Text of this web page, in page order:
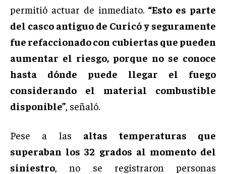
permitió actuar de inmediato. “Esto es parte
del casco antiguo de Curicó y seguramente
fue refaccionado con cubiertas que pueden
aumentar el riesgo, porque no se conoce
hasta dónde puede llegar el fuego
considerando el material combustible
disponible” , señaló.
Pese a las altas temperaturas que
superaban los 32 grados al momento del
siniestro , no se registraron personas